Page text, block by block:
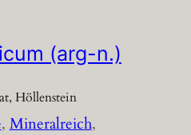
(arg-n.)
Höllenstein
, Mineralreich